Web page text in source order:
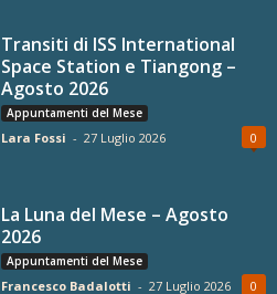
Transiti di ISS International
Space Station e Tiangong –
Agosto 2026
Appuntamenti del Mese
Lara Fossi - 27 Luglio 2026 0
La Luna del Mese – Agosto
2026
Appuntamenti del Mese
Francesco Badalotti - 27 Luglio 2026 0